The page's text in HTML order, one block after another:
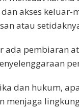
akses keluar-
atau
ada pembiaran
dan hukum,
menjaga